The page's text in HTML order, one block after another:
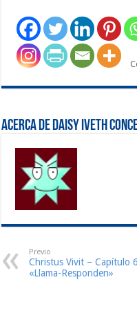
Acerca de Daisy Iveth
Previo
Christus Vivit – Capítulo 6
«Llama-Responden»